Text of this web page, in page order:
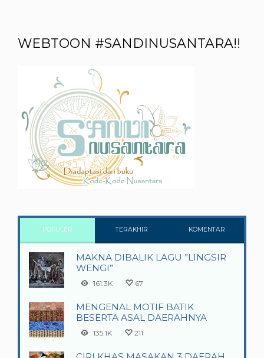
WEBTOON #SANDINUSANTARA!!
POPULER TERAKHIR KOMENTAR
MAKNA DIBALIK LAGU ”LINGSIR
WENGI”
161.3K 67
MENGENAL MOTIF BATIK
BESERTA ASAL DAERAHNYA
135.1K 211